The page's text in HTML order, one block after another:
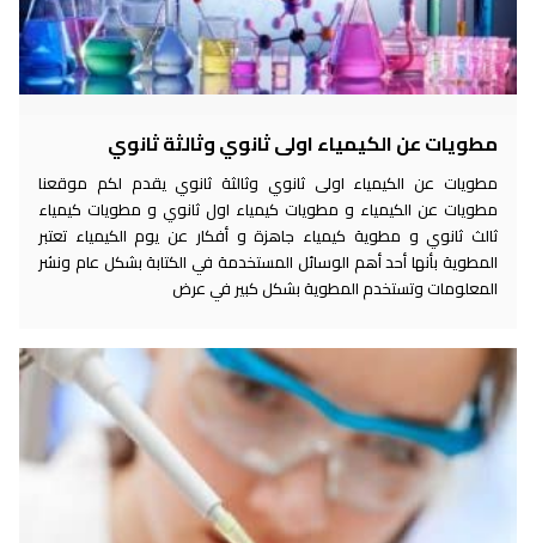
مطويات عن الكيمياء اولى ثانوي وثالثة ثانوي
مطويات عن الكيمياء اولى ثانوي وثالثة ثانوي يقدم لكم موقعنا
مطويات عن الكيمياء و مطويات كيمياء اول ثانوي و مطويات كيمياء
ثالث ثانوي و مطوية كيمياء جاهزة و أفكار عن يوم الكيمياء تعتبر
المطوية بأنها أحد أهم الوسائل المستخدمة في الكتابة بشكل عام ونشر
المعلومات وتستخدم المطوية بشكل كبير في عرض